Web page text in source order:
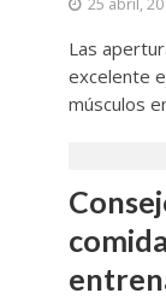
25 abril,
Las
excelente
músculos